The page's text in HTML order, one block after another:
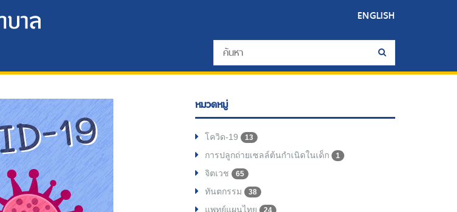
ENGLISH
หมวดหมู่
โควิด-19 13
การปลูกถ่ายเซลล์ต้นกำเนิดในเด็ก 1
จิตเวช 65
ทันตกรรม 38
แพทย์แผนไทย 24